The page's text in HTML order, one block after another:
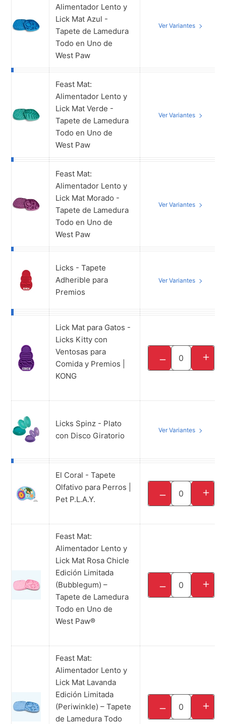
Alimentador Lento y
Lick Mat Azul -
Tapete de Lamedura
Todo en Uno de
West Paw
Ver Variantes
Feast Mat:
Alimentador Lento y
Lick Mat Verde -
Tapete de Lamedura
Todo en Uno de
West Paw
Ver Variantes
Feast Mat:
Alimentador Lento y
Lick Mat Morado -
Tapete de Lamedura
Todo en Uno de
West Paw
Ver Variantes
Licks - Tapete
Adherible para
Premios
Ver Variantes
Lick Mat para Gatos -
Licks Kitty con
Ventosas para
Comida y Premios |
KONG
SKU: CPLP3
UPC: 35585530086
Stock: 3 piezas
TRANSLATION
Licks Spinz - Plato
con Disco Giratorio
Ver Variantes
El Coral - Tapete
Olfativo para Perros |
Pet P.L.A.Y.
SKU: PY7173EMF
UPC: 840279502290
Stock: 4 piezas
TRANSLATION
Feast Mat:
Alimentador Lento y
Lick Mat Rosa Chicle
Edición Limitada
(Bubblegum) –
Tapete de Lamedura
Todo en Uno de
West Paw®
SKU: LE030BBG
UPC: N/A
Stock: 9 piezas
TRANSLATION
Feast Mat:
Alimentador Lento y
Lick Mat Lavanda
Edición Limitada
(Periwinkle) – Tapete
de Lamedura Todo
SKU: LE030PWK
UPC: N/A
Stock: 7 piezas
TRANSLATION